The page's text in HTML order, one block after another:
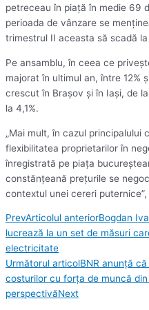
petreceau în piaţă în medie 69
perioada de vânzare se
trimestrul II aceasta să scadă
Pe ansamblu, în ceea ce
majorat în ultimul an, între 12%
crescut în Braşov şi în Iaşi, de
la 4,1%.
„Mai mult, în cazul principalului
flexibilitatea proprietarilor în
înregistrată pe piaţa
constănţeană preţurile se
contextul unei cereri
PrevArticolul anteriorBogdan
lucrează la un set de măsuri
electricitate
Următorul articolBNR anunță
costurilor cu forţa de muncă
perspectivăNext